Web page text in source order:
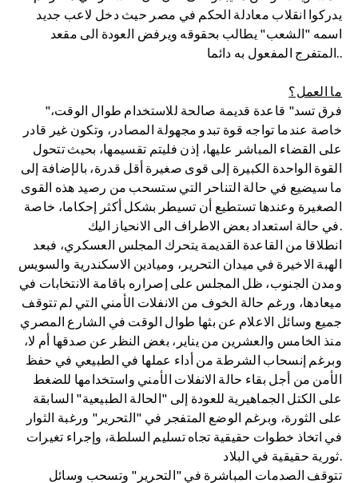
يدركوا انقلاب معادلة الحكم في مصر حيث دخل لاعب جديد
اسمه "الشعب" يطالب بحقوقه ويرفض العودة الى مقعد
المتفرج المفعول به دائما..
ما العمل؟
"فرق تسد" قاعدة قديمة صالحة للاستخدام طوال الوقت،
خاصة عندما تواجه قوة تبدو مجهولة المصادر، وتكون غير قادر
على القضاء المباشر عليها، إذن فليتم تقسيمها، بحيث تتحول
القوة الواحدة الكبيرة إلى قوى صغيرة أقل قدرة، بالإضافة إلى
ما سيضيع في حالة التناحر التي ستسحب من رصيد هذه القوى
الصغيرة وعندها تستطيع أن تسيطر بشكل أكثر إحكاما، خاصة
في حالة استعداد بعض الاطراف الى الانحياز اليك.
انطلاقا من القاعدة القديمة يتحرك المجلس العسكري، فبعد
الهبة الاخيرة في ميدان التحرير، وميادين الاسكندرية والسويس
ومدن الجنوب، ظل المجلس على إصراره باقامة الانتخابات في
ميعادها، ورغم حالة الخوف من الانفلات الأمني التي لم تتوقف
جميع وسائل الاعلام عن بثها طوال الوقت في الشارع المصري
منذ الخامس والعشرين من يناير، بغض النظر عن صدقها أم لا،
وبرغم إنسحاب الشرطة من أداء عملها في الطبيعي في حفظ
الأمن من أجل بقاء حالة الانفلات الأمني واستخدامها للضغط
على الكتل الجماهيرية للعودة إلى "الحالة الطبيعية" السابقة
على الثورة، وبرغم الوضع المتفجر في "التحرير" ورغبة الثوار
في اتخاذ خطوات حقيقية تجاه تسليم السلطة، وإجراء تغيرات
ثورية حقيقية في البلاد.
تتوقف الصدمات المباشرة في "التحرير" وتسحب وسائل